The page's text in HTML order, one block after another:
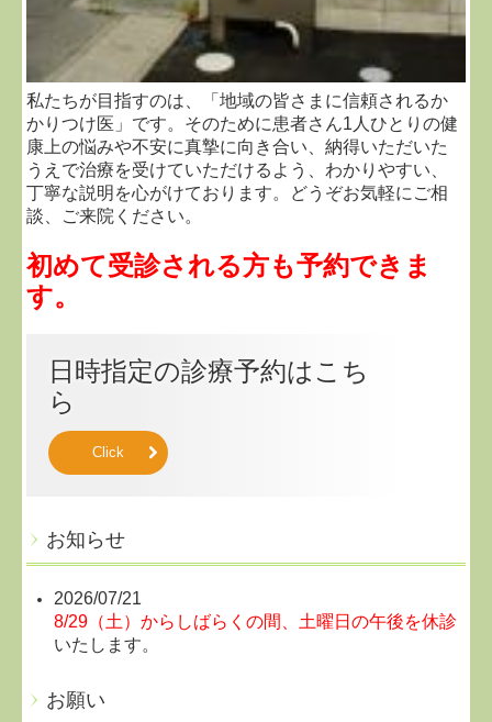
私たちが目指すのは、「地域の皆さまに信頼されるか
かりつけ医」です。そのために患者さん1人ひとりの健
康上の悩みや不安に真摯に向き合い、納得いただいた
うえで治療を受けていただけるよう、わかりやすい、
丁寧な説明を心がけております。どうぞお気軽にご相
談、ご来院ください。
初めて受診される方も予約できま
す。
日時指定の診療予約はこち
ら
Click
お知らせ
2026/07/21
8/29（土）からしばらくの間、土曜日の午後を休診
いたします。
お願い